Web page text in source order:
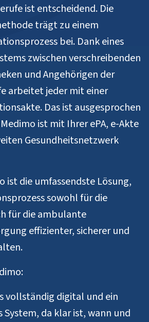
ist entscheidend. Die
trägt zu einem
bei. Dank eines
zwischen verschreibenden
und Angehörigen der
arbeitet jeder mit einer
Das ist ausgesprochen
ist mit Ihrer ePA, e-Akte
Gesundheitsnetzwerk
ist die umfassendste Lösung,
sowohl für die
für die ambulante
effizienter, sicherer und
vollständig digital und ein
System, da klar ist, wann und